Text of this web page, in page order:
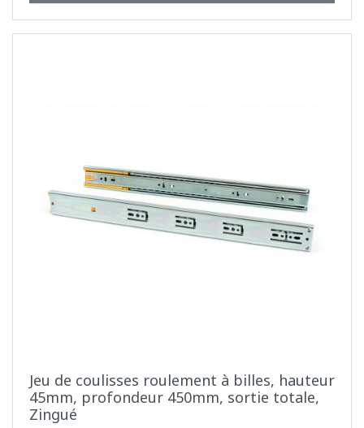
Jeu de coulisses roulement à billes, hauteur
45mm, profondeur 450mm, sortie totale,
Zingué